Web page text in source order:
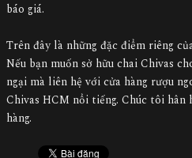
báo giá.
Trên đây là những đặc điểm riêng
Nếu bạn muốn sở hữu chai Chivas
ngại mà liên hệ với cửa hàng rượu
Chivas HCM nổi tiếng. Chúc tôi hân
hàng.